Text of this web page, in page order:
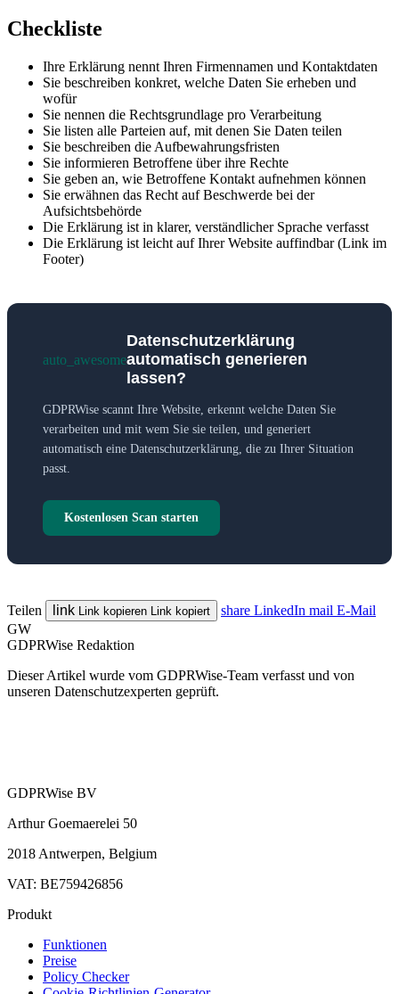
Checkliste
Ihre Erklärung nennt Ihren Firmennamen und Kontaktdaten
Sie beschreiben konkret, welche Daten Sie erheben und
wofür
Sie nennen die Rechtsgrundlage pro Verarbeitung
Sie listen alle Parteien auf, mit denen Sie Daten teilen
Sie beschreiben die Aufbewahrungsfristen
Sie informieren Betroffene über ihre Rechte
Sie geben an, wie Betroffene Kontakt aufnehmen können
Sie erwähnen das Recht auf Beschwerde bei der
Aufsichtsbehörde
Die Erklärung ist in klarer, verständlicher Sprache verfasst
Die Erklärung ist leicht auf Ihrer Website auffindbar (Link im
Footer)
auto_awesome
Datenschutzerklärung
automatisch generieren
lassen?
GDPRWise scannt Ihre Website, erkennt welche Daten Sie
verarbeiten und mit wem Sie sie teilen, und generiert
automatisch eine Datenschutzerklärung, die zu Ihrer Situation
passt.
Kostenlosen Scan starten
Teilen link Link kopieren Link kopiert share LinkedIn mail E-Mail
GW
GDPRWise Redaktion
Dieser Artikel wurde vom GDPRWise-Team verfasst und von
unseren Datenschutzexperten geprüft.
GDPRWise BV
Arthur Goemaerelei 50
2018 Antwerpen, Belgium
VAT: BE759426856
Produkt
Funktionen
Preise
Policy Checker